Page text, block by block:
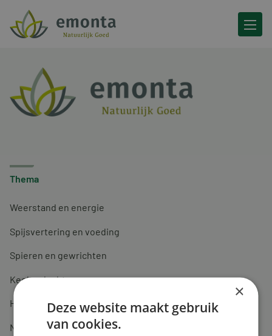
Ga naar de inhoud
Thema
Weerstand en energie
Spijsvertering en voeding
Spieren en gewrichten
Keel en luchtwegen
Huidverzorging
Nachtrust
×
Deze website maakt gebruik
van cookies.